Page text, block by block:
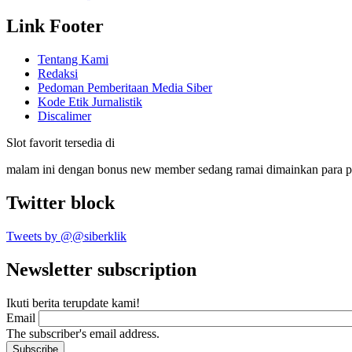
Link Footer
Tentang Kami
Redaksi
Pedoman Pemberitaan Media Siber
Kode Etik Jurnalistik
Discalimer
Slot favorit tersedia di
malam ini dengan bonus new member sedang ramai dimainkan para
Twitter block
Tweets by @@siberklik
Newsletter subscription
Ikuti berita terupdate kami!
Email
The subscriber's email address.